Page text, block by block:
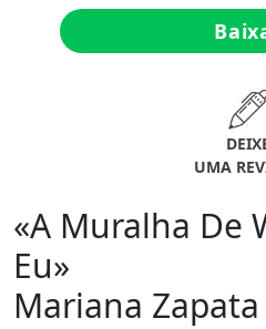
UMA
«A Muralha De
Eu»
Mariana Zapata